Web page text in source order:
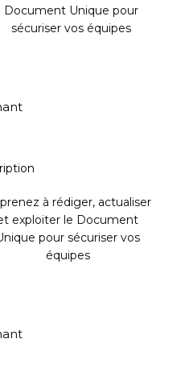
Document Unique pour
sécuriser vos équipes
à rédiger, actualiser
exploiter le Document
pour sécuriser vos
équipes